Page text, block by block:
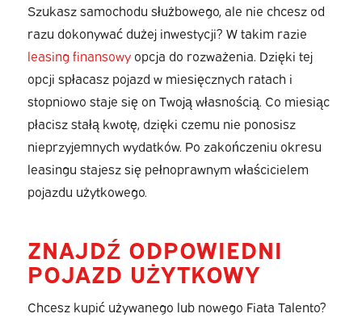
Szukasz samochodu służbowego, ale nie chcesz od
razu dokonywać dużej inwestycji? W takim razie
leasing finansowyopcja do rozważenia. Dzięki tej
opcji spłacasz pojazd w miesięcznych ratach i
stopniowo staje się on Twoją własnością. Co miesiąc
płacisz stałą kwotę, dzięki czemu nie ponosisz
nieprzyjemnych wydatków. Po zakończeniu okresu
leasingu stajesz się pełnoprawnym właścicielem
pojazdu użytkowego.
ZNAJDŹ ODPOWIEDNI
POJAZD UŻYTKOWY
Chcesz kupić używanego lub nowego Fiata Talento?